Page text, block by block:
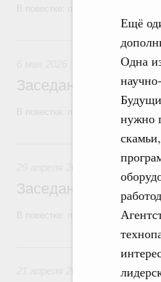
Ещё
Одна
нужно
Заседание
Заседание
В повестке: проекты